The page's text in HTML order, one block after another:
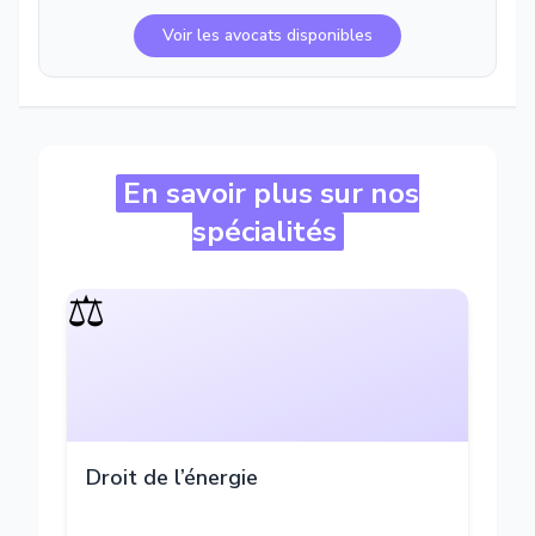
Voir les avocats disponibles
En savoir plus sur nos
spécialités
⚖️
Droit de l’énergie